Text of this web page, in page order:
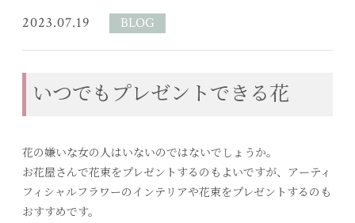
2023.07.19 BLOG
いつでもプレゼントできる花
花の嫌いな女の人はいないのではないでしょうか。
お花屋さんで花束をプレゼントするのもよいですが、アーティ
フィシャルフラワーのインテリアや花束をプレゼントするのも
おすすめです。